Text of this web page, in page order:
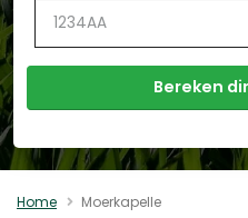
Home Moerkapelle